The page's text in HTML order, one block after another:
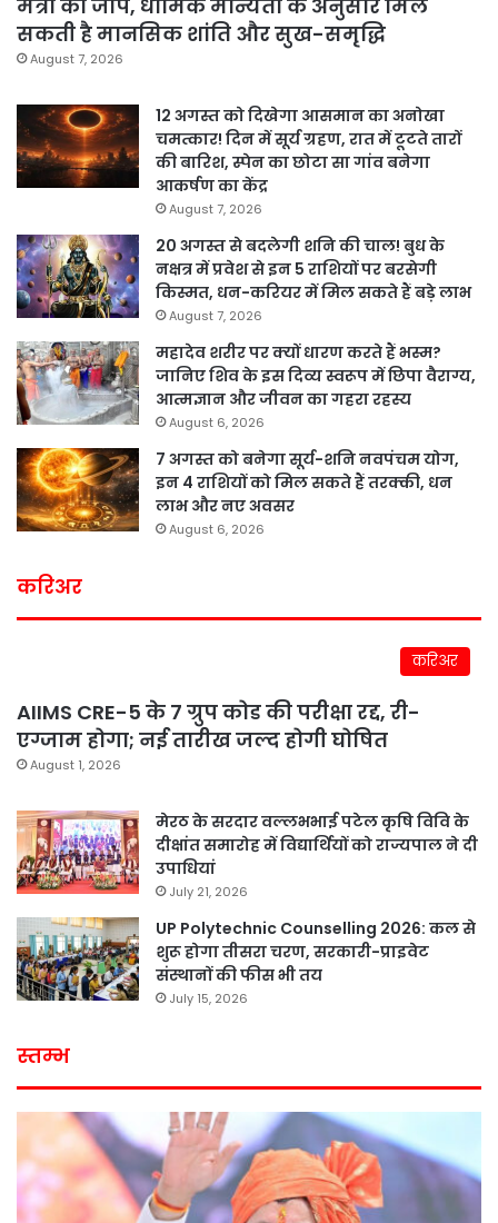
मंत्रों का जाप, धार्मिक मान्यता के अनुसार मिल
सकती है मानसिक शांति और सुख-समृद्धि
August 7, 2026
12 अगस्त को दिखेगा आसमान का अनोखा
चमत्कार! दिन में सूर्य ग्रहण, रात में टूटते तारों
की बारिश, स्पेन का छोटा सा गांव बनेगा
आकर्षण का केंद्र
August 7, 2026
20 अगस्त से बदलेगी शनि की चाल! बुध के
नक्षत्र में प्रवेश से इन 5 राशियों पर बरसेगी
किस्मत, धन-करियर में मिल सकते हैं बड़े लाभ
August 7, 2026
महादेव शरीर पर क्यों धारण करते हैं भस्म?
जानिए शिव के इस दिव्य स्वरूप में छिपा वैराग्य,
आत्मज्ञान और जीवन का गहरा रहस्य
August 6, 2026
7 अगस्त को बनेगा सूर्य-शनि नवपंचम योग,
इन 4 राशियों को मिल सकते हैं तरक्की, धन
लाभ और नए अवसर
August 6, 2026
करिअर
करिअर
AIIMS CRE-5 के 7 ग्रुप कोड की परीक्षा रद्द, री-
एग्जाम होगा; नई तारीख जल्द होगी घोषित
August 1, 2026
मेरठ के सरदार वल्लभभाई पटेल कृषि विवि के
दीक्षांत समारोह में विद्यार्थियों को राज्यपाल ने दी
उपाधियां
July 21, 2026
UP Polytechnic Counselling 2026: कल से
शुरू होगा तीसरा चरण, सरकारी-प्राइवेट
संस्थानों की फीस भी तय
July 15, 2026
स्तम्भ